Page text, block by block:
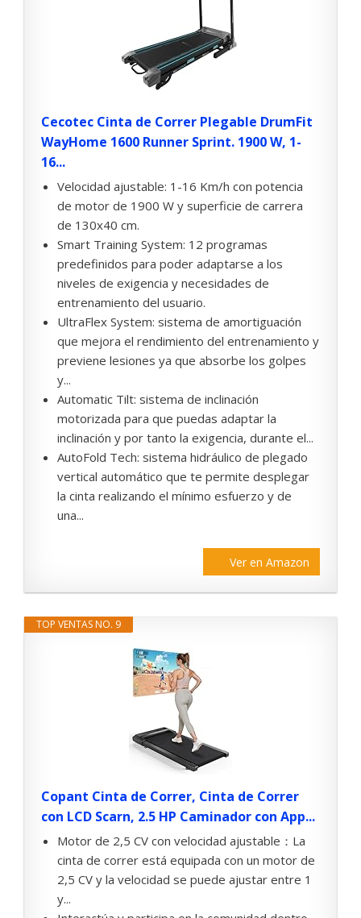
Cecotec Cinta de Correr Plegable DrumFit
WayHome 1600 Runner Sprint. 1900 W, 1-
16...
Velocidad ajustable: 1-16 Km/h con potencia
de motor de 1900 W y superficie de carrera
de 130x40 cm.
Smart Training System: 12 programas
predefinidos para poder adaptarse a los
niveles de exigencia y necesidades de
entrenamiento del usuario.
UltraFlex System: sistema de amortiguación
que mejora el rendimiento del entrenamiento y
previene lesiones ya que absorbe los golpes
y...
Automatic Tilt: sistema de inclinación
motorizada para que puedas adaptar la
inclinación y por tanto la exigencia, durante el...
AutoFold Tech: sistema hidráulico de plegado
vertical automático que te permite desplegar
la cinta realizando el mínimo esfuerzo y de
una...
Ver en Amazon
TOP VENTAS NO. 9
Copant Cinta de Correr, Cinta de Correr
con LCD Scarn, 2.5 HP Caminador con App...
Motor de 2,5 CV con velocidad ajustable：La
cinta de correr está equipada con un motor de
2,5 CV y la velocidad se puede ajustar entre 1
y...